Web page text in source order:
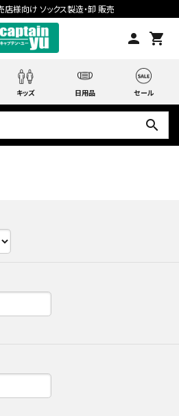
店様向け ソックス製造・卸 販売
person shopping_cart
キッズ 日用品 セール
search